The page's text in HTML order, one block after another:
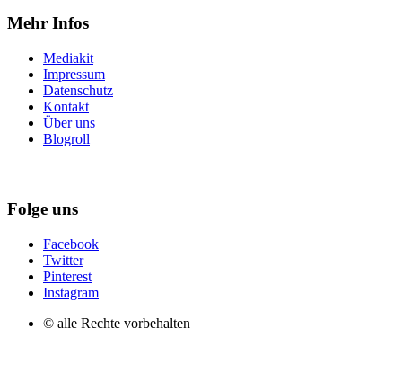
Mehr Infos
Mediakit
Impressum
Datenschutz
Kontakt
Über uns
Blogroll
Folge uns
Facebook
Twitter
Pinterest
Instagram
© alle Rechte vorbehalten